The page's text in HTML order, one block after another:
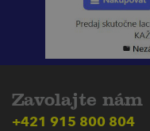
Zavolajte nám
+421 915 800 804